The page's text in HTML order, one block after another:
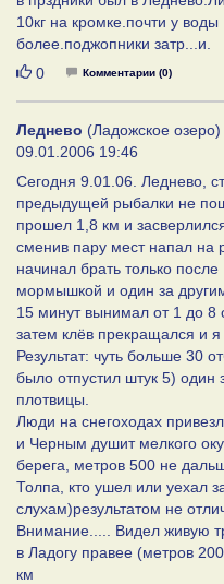
10кг на кромке.почти у
более.поджопники затр...и.
Нравится
0 Комментарии (0)
Леднево (Ладожское озеро)
09.01.2006 19:46
Сегодня 9.01.06. Леднево,
предыдущей рыбалки не
прошел 1,8 км и
сменив пару мест напал на
начинал брать только
мормышкой и один за
15 минут вынимал от 1 до 8
затем клёв прекращался и
Результат: чуть больше 30
было отпустил штук 5)
плотвицы.
Люди на снегоходах
и Черным душит мелкого
берега, метров 500 не
Толпа, кто ушел или уехал
слухам)результатом не
Внимание..... Видел живую
в Ладогу правее (метров
км